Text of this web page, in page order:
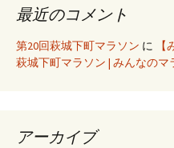
最近のコメント
第20回萩城下町マラソン に
萩城下町マラソン | みんなのマ
アーカイブ